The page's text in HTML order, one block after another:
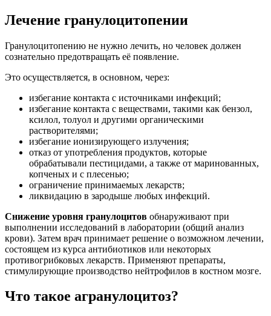
Лечение гранулоцитопении
Гранулоцитопению не нужно лечить, но человек должен
сознательно предотвращать её появление.
Это осуществляется, в основном, через:
избегание контакта с источниками инфекций;
избегание контакта с веществами, такими как бензол,
ксилол, толуол и другими органическими
растворителями;
избегание ионизирующего излучения;
отказ от употребления продуктов, которые
обрабатывали пестицидами, а также от маринованных,
копченых и с плесенью;
ограничение принимаемых лекарств;
ликвидацию в зародыше любых инфекций.
Снижение уровня гранулоцитов обнаруживают при
выполнении исследований в лаборатории (общий анализ
крови). Затем врач принимает решение о возможном лечении,
состоящем из курса антибиотиков или некоторых
противогрибковых лекарств. Применяют препараты,
стимулирующие производство нейтрофилов в костном мозге.
Что такое агранулоцитоз?